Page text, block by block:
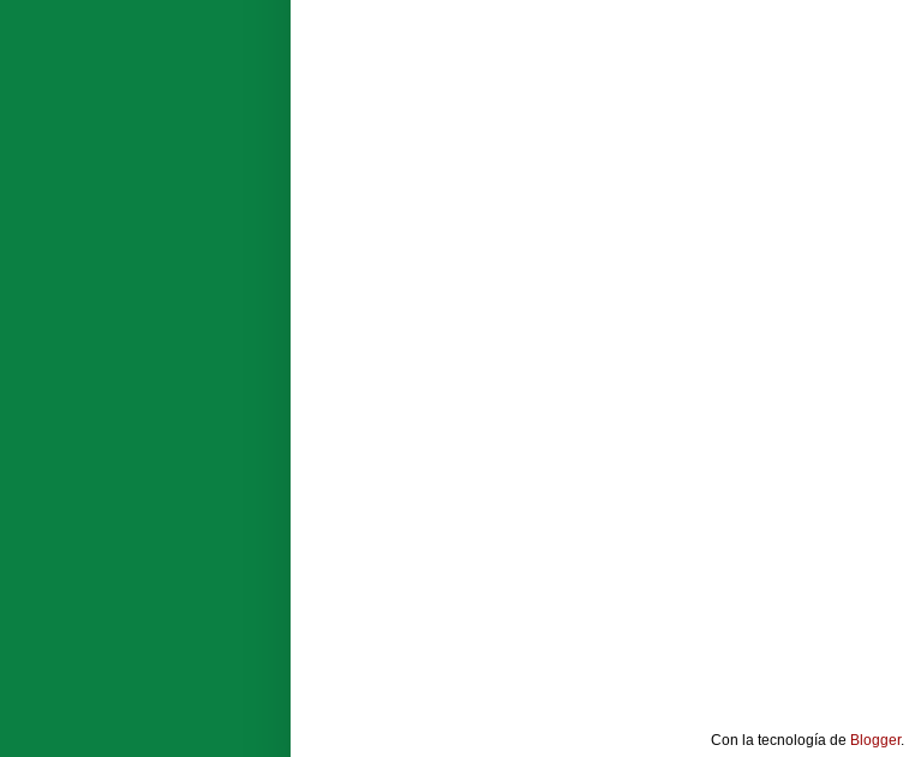
Con la tecnología de Blogger.